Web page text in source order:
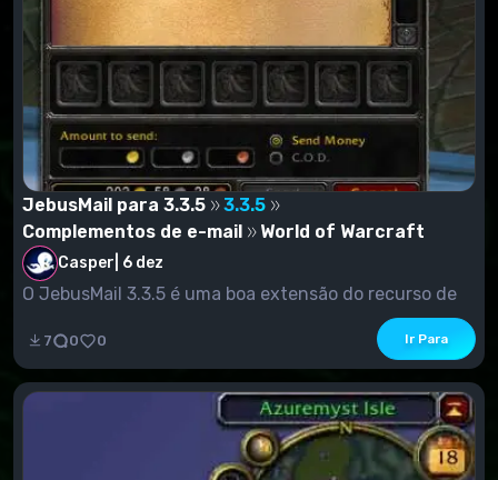
JebusMail para 3.3.5
3.3.5
Complementos de e-mail
World of Warcraft
Casper 6 dez
O JebusMail 3.3.5 é uma boa extensão do recurso de
7 0 0 Ir Para